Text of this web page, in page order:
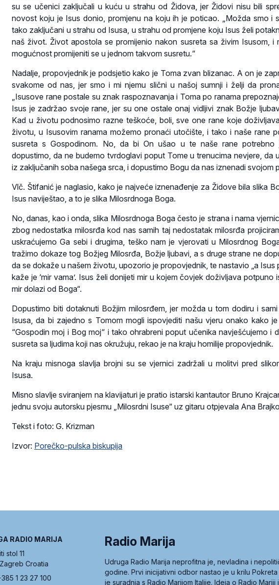
su se učenici zaključali u kuću u strahu od Židova, jer Židovi nisu bili
novost koju je Isus donio, promjenu na koju ih je poticao. „Možda smo i
tako zaključani u strahu od Isusa, u strahu od promjene koju Isus želi
naš život. Život apostola se promijenio nakon susreta sa živim Isusom, i
mogućnost promijeniti se u jednom takvom susretu.“
Nadalje, propovjednik je podsjetio kako je Toma zvan blizanac. A on je
svakome od nas, jer smo i mi njemu slični u našoj sumnji i želji da
„Isusove rane postale su znak raspoznavanja i Toma po ranama
Isus je zadržao svoje rane, jer su one ostale onaj vidljivi znak Božje
Kad u životu podnosimo razne teškoće, boli, sve one rane koje
životu, u Isusovim ranama možemo pronaći utočište, i tako i naše rane
susreta s Gospodinom. No, da bi On ušao u te naše rane
dopustimo, da ne budemo tvrdoglavi poput Tome u trenucima nevjere, da
iz zaključanih soba našega srca, i dopustimo Bogu da nas iznenadi svojom
Vlč. Štifanić je naglasio, kako je najveće iznenađenje za Židove bila slika
Isus naviještao, a to je slika Milosrdnoga Boga.
No, danas, kao i onda, slika Milosrdnoga Boga često je strana i nama
zbog nedostatka milosrđa kod nas samih taj nedostatak milosrđa
uskraćujemo Ga sebi i drugima, teško nam je vjerovati u Milosrdnog
tražimo dokaze tog Božjeg Milosrđa, Božje ljubavi, a s druge strane ne
da se dokaže u našem životu, upozorio je propovjednik, te nastavio „a Isus
kaže je ‘mir vama’. Isus želi donijeti mir u kojem čovjek doživljava potpuno
mir dolazi od Boga“.
Dopustimo biti dotaknuti Božjim milosrđem, jer možda u tom dodiru i
Isusa, da bi zajedno s Tomom mogli ispovjediti našu vjeru onako kako
“Gospodin moj i Bog moj“ i tako ohrabreni poput učenika navješćujemo i
susreta sa ljudima koji nas okružuju, rekao je na kraju homilije propovjednik.
Na kraju misnoga slavlja brojni su se vjernici zadržali u molitvi pred
Isusa.
Misno slavlje sviranjem na klavijaturi je pratio istarski kantautor Bruno
jednu svoju autorsku pjesmu „Milosrdni Isuse“ uz gitaru otpjevala Ana
Tekst i foto: G. Krizman
Izvor: Porečko-pulska biskupija
RADIO MARIJA
stol 11
Croatia
1 23 27 100
Radio Marija
Udruga Radio Marija neprofitna je, nevladina i
godine. Prvi inicijativni odbor nastao je u krilu
je suradnja s Radio Marijom Italije. Ideja o Radio